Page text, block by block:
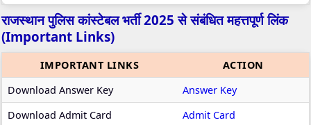
​राजस्थान पुलिस कांस्टेबल भर्ती 2025 से संबंधित महत्तपूर्ण लिंक
(Important Links)
IMPORTANT LINKS
ACTION
Download Answer Key
Answer Key
Download Admit Card
Admit Card